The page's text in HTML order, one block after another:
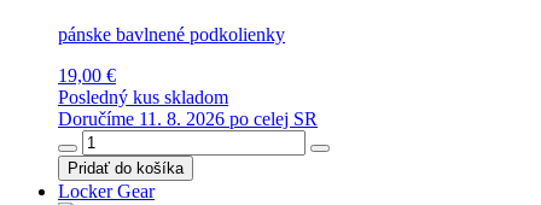
pánske bavlnené podkolienky
19,00 €
Posledný kus skladom
Doručíme 11. 8. 2026 po celej SR
Pridať do košíka
Locker Gear